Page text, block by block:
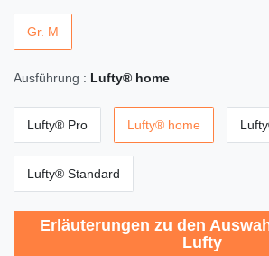
Gr. M
Ausführung : Lufty® home
Lufty® Pro Lufty® home
Lufty® Standard
Erläuterungen zu den
Lufty